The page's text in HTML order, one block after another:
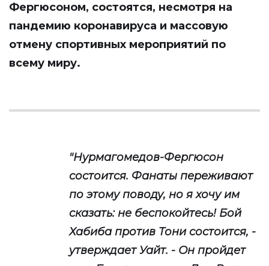
Фергюсоном, состоятся, несмотря на
пандемию коронавируса и массовую
отмену спортивных мероприятий по
всему миру.
"Нурмагомедов-Фергюсон
состоится. Фанаты переживают
по этому поводу, но я хочу им
сказать: не беспокойтесь! Бой
Хабиба против Тони состоится, -
утверждает Уайт. - Он пройдет